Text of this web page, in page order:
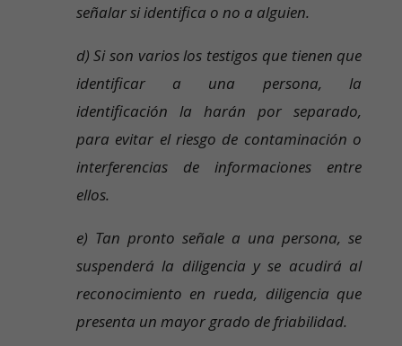
señalar si identifica o no a alguien.
d) Si son varios los testigos que tienen que
identificar a una persona, la
identificación la harán por separado,
para evitar el riesgo de contaminación o
interferencias de informaciones entre
ellos.
e) Tan pronto señale a una persona, se
suspenderá la diligencia y se acudirá al
reconocimiento en rueda, diligencia que
presenta un mayor grado de friabilidad.